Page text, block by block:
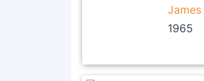
1965